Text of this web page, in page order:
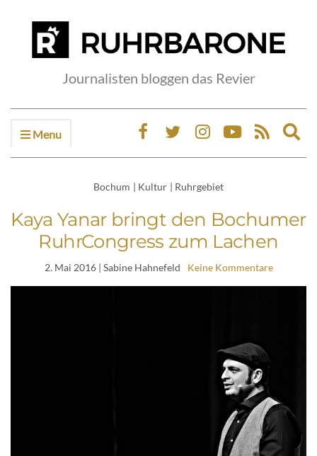
Journalisten bloggen das Revier
Menu
Bochum | Kultur | Ruhrgebiet
Kaya Yanar bringt den Bochumer
RuhrCongress zum Lachen
2. Mai 2016| Sabine Hahnefeld Keine Kommentare